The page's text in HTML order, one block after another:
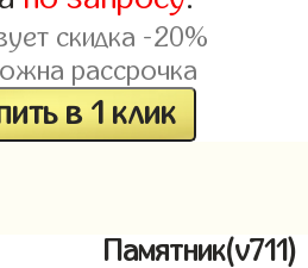
скидка -20%
рассрочка
в 1 клик
Памятник(v711)